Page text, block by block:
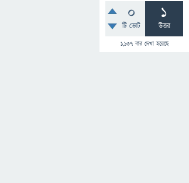
0
টি ভোট
1
উত্তর
1,137বার দেখা হয়েছে